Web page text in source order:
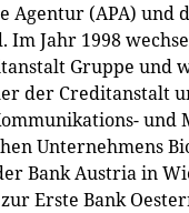
Agentur (APA) und
Im Jahr 1998
Gruppe und
der Creditanstalt
und
Unternehmens
Bank Austria in
Erste Bank